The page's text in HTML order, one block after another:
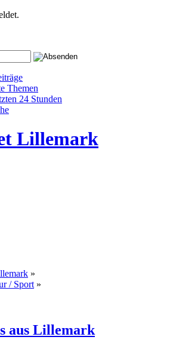
Themen
24 Stunden
Lillemark
»
/ Sport »
aus Lillemark